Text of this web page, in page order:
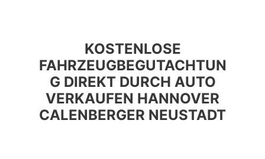
KOSTENLOSE
FAHRZEUGBEGUTACHTUN
G DIREKT DURCH AUTO
VERKAUFEN HANNOVER
CALENBERGER NEUSTADT